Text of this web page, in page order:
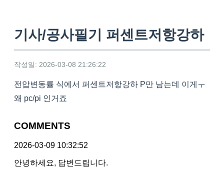
기사/공사필기 퍼센트저항강하
작성일: 2026-03-08 21:26:22
전압변동률 식에서 퍼센트저항강하 P만 남는데 이게ㅜ
왜 pc/pi 인거죠
COMMENTS
2026-03-09 10:32:52
안녕하세요, 답변드립니다.